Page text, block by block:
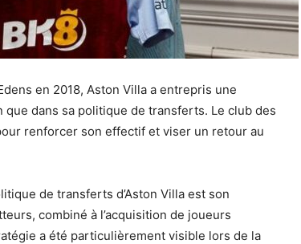
en 2018, Aston Villa a entrepris une
dans sa politique de transferts. Le club des
renforcer son effectif et viser un retour au
de transferts d’Aston Villa est son
combiné à l’acquisition de joueurs
a été particulièrement visible lors de la